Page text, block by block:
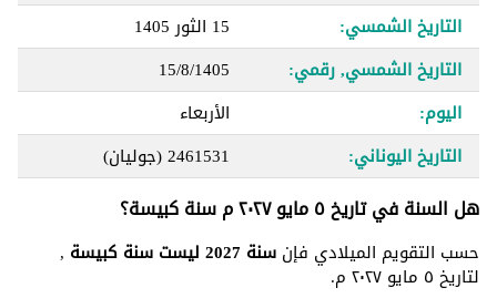
التاريخ الشمسي:
15 الثور 1405
التاريخ الشمسي, رقمي:
15/8/1405
اليوم:
الأربعاء
التاريخ اليوناني:
2461531(جوليان)
هل السنة في تاريخ ٥ مايو ٢٠٢٧ م سنة كبيسة؟
حسب التقويم الميلادي فإن سنة 2027 ليست سنة كبيسة ,
لتاريخ ٥ مايو ٢٠٢٧ م.